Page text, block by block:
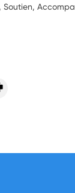
Soutien,